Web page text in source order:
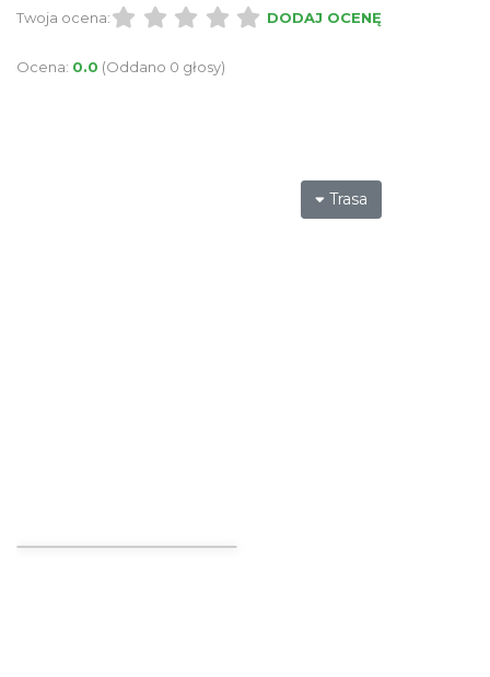
Twoja ocena: DODAJ OCENĘ
Ocena: 0.0 (Oddano 0 głosy)
Trasa